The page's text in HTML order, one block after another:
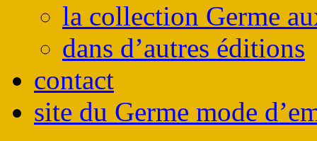
la collection Germe
dans d’autres éditions
contact
site du Germe mode